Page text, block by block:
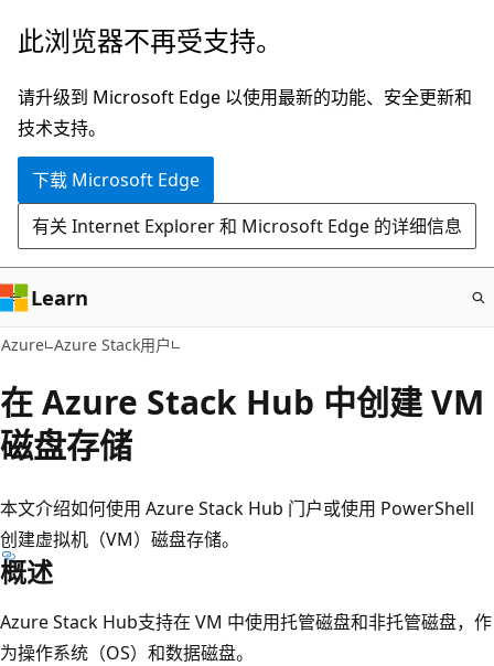
跳
主
要
内
此浏览器不再受支持。
请升级到 Microsoft Edge 以使用最新的功能、安全更新和
技术支持。
下载 Microsoft Edge
有关 Internet Explorer 和 Microsoft Edge 的详细信息
Learn
Azure Azure Stack用户
在 Azure Stack Hub 中创建 VM
磁盘存储
本文介绍如何使用 Azure Stack Hub 门户或使用 PowerShell
创建虚拟机（VM）磁盘存储。
概述
Azure Stack Hub支持在 VM 中使用托管磁盘和非托管磁盘，作
为操作系统（OS）和数据磁盘。